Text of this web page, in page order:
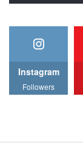
Instagram
Followers